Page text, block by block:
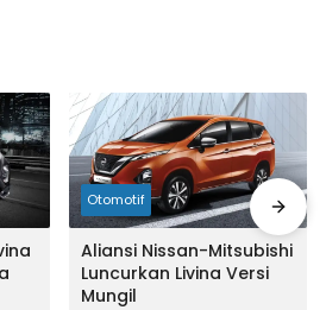
Otomotif
Aliansi Nissan-Mitsubishi
Luncurkan Livina Versi
Mungil